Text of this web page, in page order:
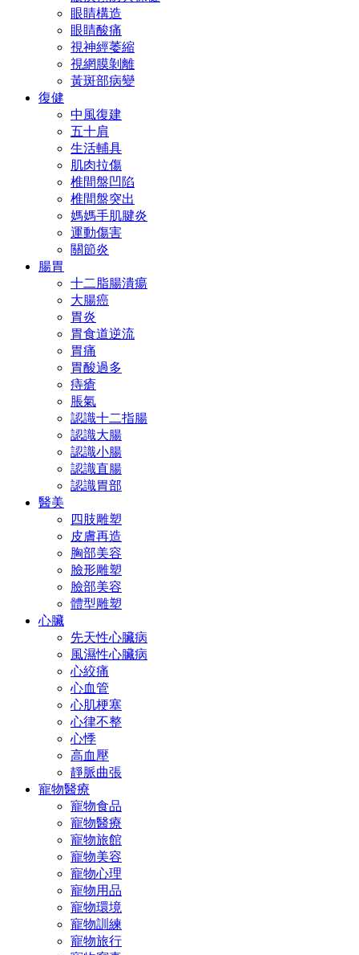
眼睛構造
眼睛酸痛
視神經萎縮
視網膜剝離
黃斑部病變
復健
中風復建
五十肩
生活輔具
肌肉拉傷
椎間盤凹陷
椎間盤突出
媽媽手肌腱炎
運動傷害
關節炎
腸胃
十二脂腸潰瘍
大腸癌
胃炎
胃食道逆流
胃痛
胃酸過多
痔瘡
脹氣
認識十二指腸
認識大腸
認識小腸
認識直腸
認識胃部
醫美
四肢雕塑
皮膚再造
胸部美容
臉形雕塑
臉部美容
體型雕塑
心臟
先天性心臟病
風濕性心臟病
心絞痛
心血管
心肌梗塞
心律不整
心悸
高血壓
靜脈曲張
寵物醫療
寵物食品
寵物醫療
寵物旅館
寵物美容
寵物心理
寵物用品
寵物環境
寵物訓練
寵物旅行